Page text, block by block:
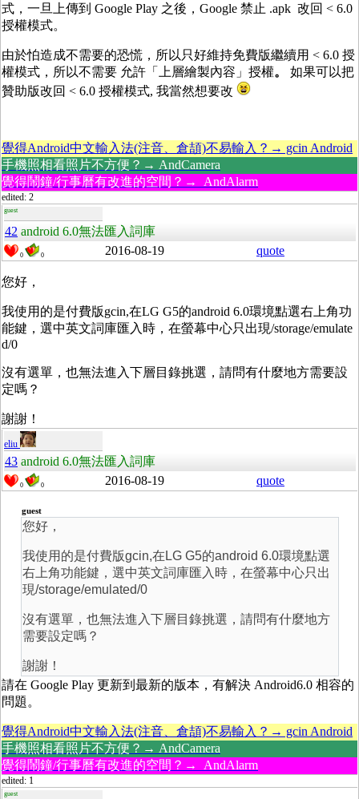
式，一旦上傳到 Google Play 之後，Google 禁止 .apk 改回 < 6.0
授權模式。
由於怕造成不需要的恐慌，所以只好維持免費版繼續用 < 6.0 授
權模式，所以不需要 允許「上層繪製內容」授權。 如果可以把
贊助版改回 < 6.0 授權模式, 我當然想要改
覺得Android中文輸入法(注音、倉頡)不易輸入？→ gcin Android
手機照相看照片不方便？→ AndCamera
覺得鬧鐘/行事曆有改進的空間？→ AndAlarm
edited: 2
guest
42 android 6.0無法匯入詞庫
0 0 2016-08-19 quote
您好，
我使用的是付費版gcin,在LG G5的android 6.0環境點選右上角功
能鍵，選中英文詞庫匯入時，在螢幕中心只出現/storage/emulate
d/0
沒有選單，也無法進入下層目錄挑選，請問有什麼地方需要設
定嗎？
謝謝！
eliu
43 android 6.0無法匯入詞庫
0 0 2016-08-19 quote
guest
您好，
我使用的是付費版gcin,在LG G5的android 6.0環境點選
右上角功能鍵，選中英文詞庫匯入時，在螢幕中心只出
現/storage/emulated/0
沒有選單，也無法進入下層目錄挑選，請問有什麼地方
需要設定嗎？
謝謝！
請在 Google Play 更新到最新的版本，有解決 Android6.0 相容的
問題。
覺得Android中文輸入法(注音、倉頡)不易輸入？→ gcin Android
手機照相看照片不方便？→ AndCamera
覺得鬧鐘/行事曆有改進的空間？→ AndAlarm
edited: 1
guest